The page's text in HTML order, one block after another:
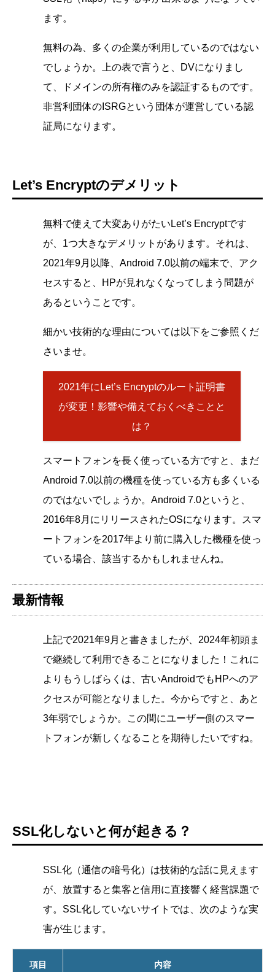
ます。
無料の為、多くの企業が利用しているのではない
でしょうか。上の表で言うと、DVになりまし
て、ドメインの所有権のみを認証するものです。
非営利団体のISRGという団体が運営している認
証局になります。
Let’s Encryptのデメリット
無料で使えて大変ありがたいLet’s Encryptです
が、1つ大きなデメリットがあります。それは、
2021年9月以降、Android 7.0以前の端末で、アク
セスすると、HPが見れなくなってしまう問題が
あるということです。
細かい技術的な理由については以下をご参照くだ
さいませ。
2021年にLet’s Encryptのルート証明書
が変更！影響や備えておくべきことと
は？
スマートフォンを長く使っている方ですと、まだ
Android 7.0以前の機種を使っている方も多くいる
のではないでしょうか。Android 7.0というと、
2016年8月にリリースされたOSになります。スマ
ートフォンを2017年より前に購入した機種を使っ
ている場合、該当するかもしれませんね。
最新情報
上記で2021年9月と書きましたが、2024年初頭ま
で継続して利用できることになりました！これに
よりもうしばらくは、古いAndroidでもHPへのア
クセスが可能となりました。今からですと、あと
3年弱でしょうか。この間にユーザー側のスマー
トフォンが新しくなることを期待したいですね。
SSL化しないと何が起きる？
SSL化（通信の暗号化）は技術的な話に見えます
が、放置すると集客と信用に直接響く経営課題で
す。SSL化していないサイトでは、次のような実
害が生じます。
項目 内容